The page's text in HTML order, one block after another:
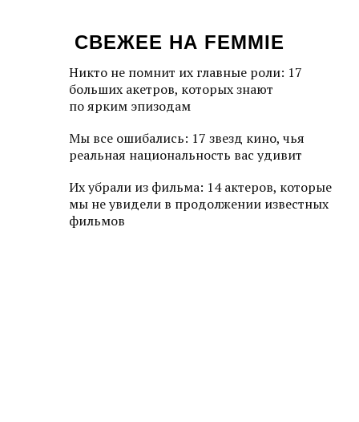
СВЕЖЕЕ НА FEMMIE
Никто не помнит их главные роли: 17
больших акетров, которых знают
по ярким эпизодам
Мы все ошибались: 17 звезд кино, чья
реальная национальность вас удивит
Их убрали из фильма: 14 актеров, которые
мы не увидели в продолжении известных
фильмов